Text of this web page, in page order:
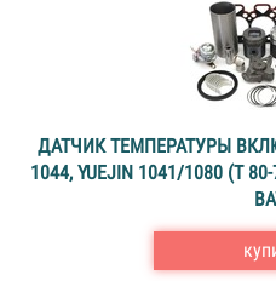
ДАТЧИК ТЕМПЕРАТУРЫ
1044, YUEJIN 1041/1080 (T